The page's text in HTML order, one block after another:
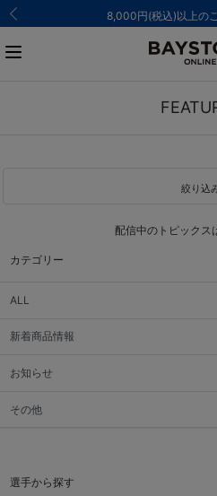
8,000円(税込)以上の
カテゴリー
ALL
新着商品情報
お知らせ
その他
選手から探す
絞り込
配信中のトピックス